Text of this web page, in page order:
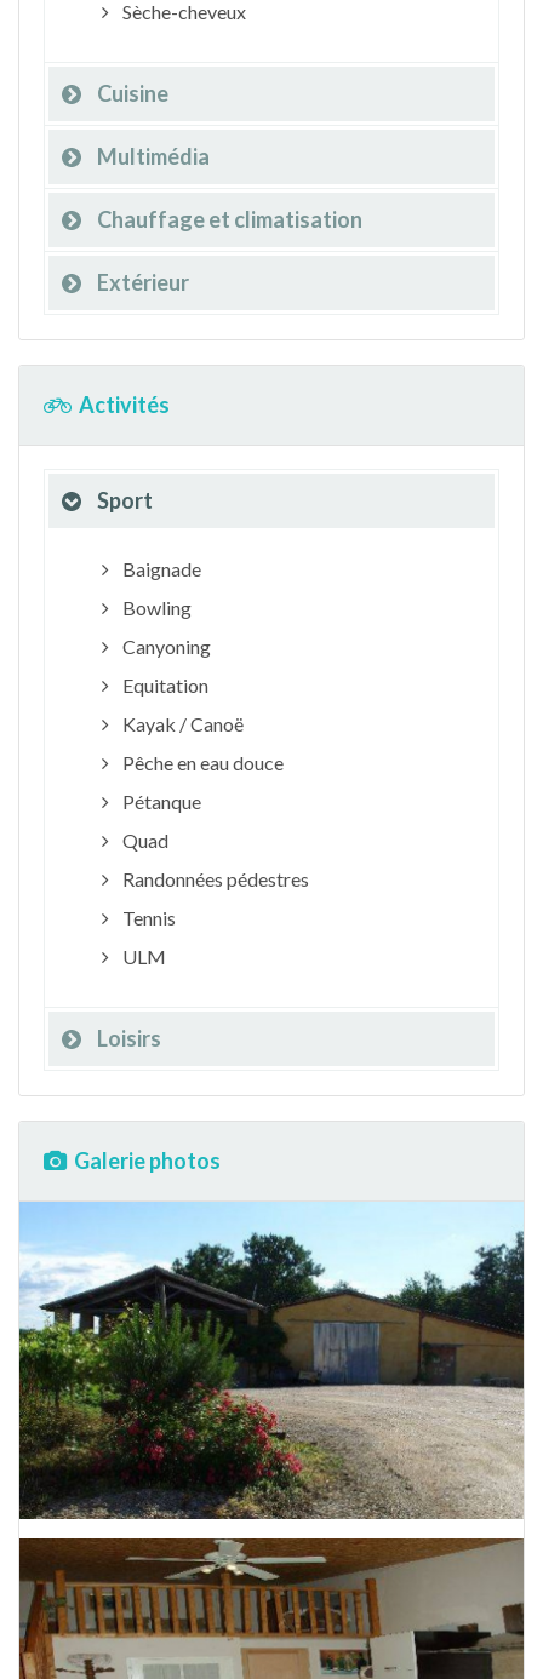
Sèche-cheveux
Cuisine
Multimédia
Chauffage et climatisation
Extérieur
Activités
Sport
Baignade
Bowling
Canyoning
Equitation
Kayak / Canoë
Pêche en eau douce
Pétanque
Quad
Randonnées pédestres
Tennis
ULM
Loisirs
Galerie photos